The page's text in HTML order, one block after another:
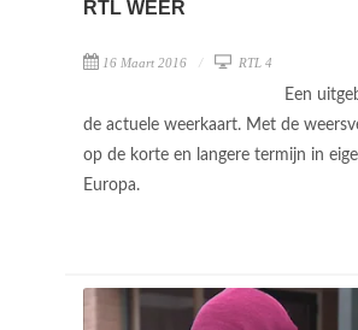
RTL WEER
16 Maart 2016 RTL 4
Een
de actuele weerkaart. Met de
op de korte en langere termijn in
Europa.